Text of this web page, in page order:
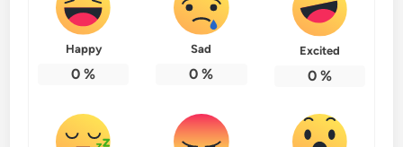
Happy
0 %
Sad
0 %
Excited
0%